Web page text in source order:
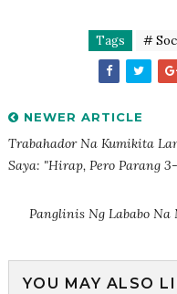
Tags #
NEWER ARTICLE
Trabahador Na Kumikita
Saya: "Hirap, Pero Parang
Panglinis Ng Lababo Na
YOU MAY ALSO